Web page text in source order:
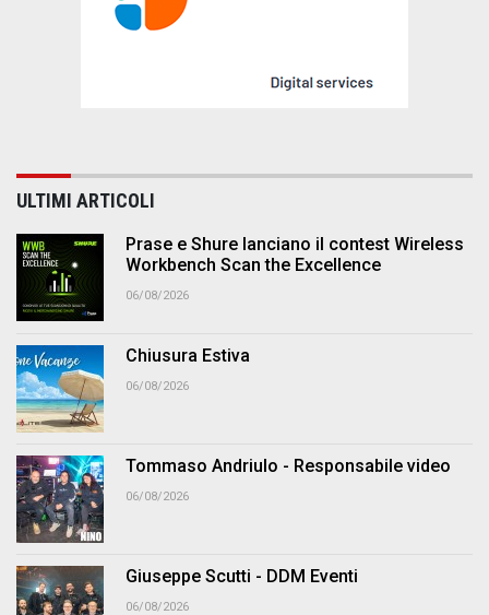
ULTIMI ARTICOLI
Prase e Shure lanciano il contest Wireless
Workbench Scan the Excellence
06/08/2026
Chiusura Estiva
06/08/2026
Tommaso Andriulo - Responsabile video
06/08/2026
Giuseppe Scutti - DDM Eventi
06/08/2026